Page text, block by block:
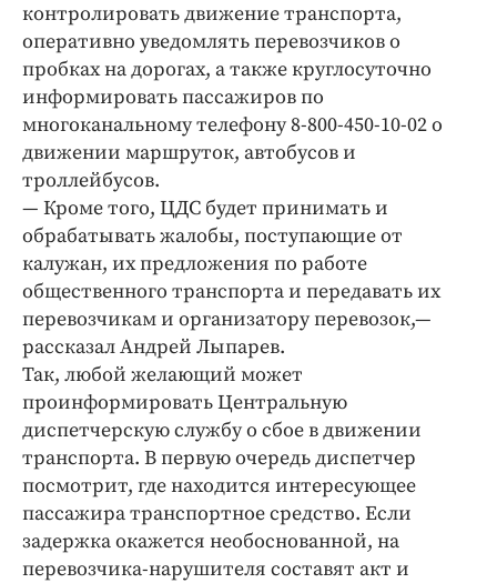
контролировать движение транспорта,
оперативно уведомлять перевозчиков о
пробках на дорогах, а также круглосуточно
информировать пассажиров по
многоканальному телефону 8-800-450-10-02 о
движении маршруток, автобусов и
троллейбусов.
— Кроме того, ЦДС будет принимать и
обрабатывать жалобы, поступающие от
калужан, их предложения по работе
общественного транспорта и передавать их
перевозчикам и организатору перевозок,—
рассказал Андрей Лыпарев.
Так, любой желающий может
проинформировать Центральную
диспетчерскую службу о сбое в движении
транспорта. В первую очередь диспетчер
посмотрит, где находится интересующее
пассажира транспортное средство. Если
задержка окажется необоснованной, на
перевозчика-нарушителя составят акт и